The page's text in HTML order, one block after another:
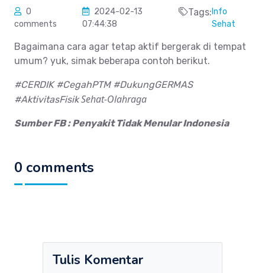
0
comments
2024-02-13
07:44:38
Tags:Info
Sehat
Bagaimana cara agar tetap aktif bergerak di tempat
umum? yuk, simak beberapa contoh berikut.
#CERDIK #CegahPTM #DukungGERMAS
#AktivitasFisikSehat-Olahraga
Sumber FB : Penyakit Tidak Menular Indonesia
0 comments
Tulis Komentar